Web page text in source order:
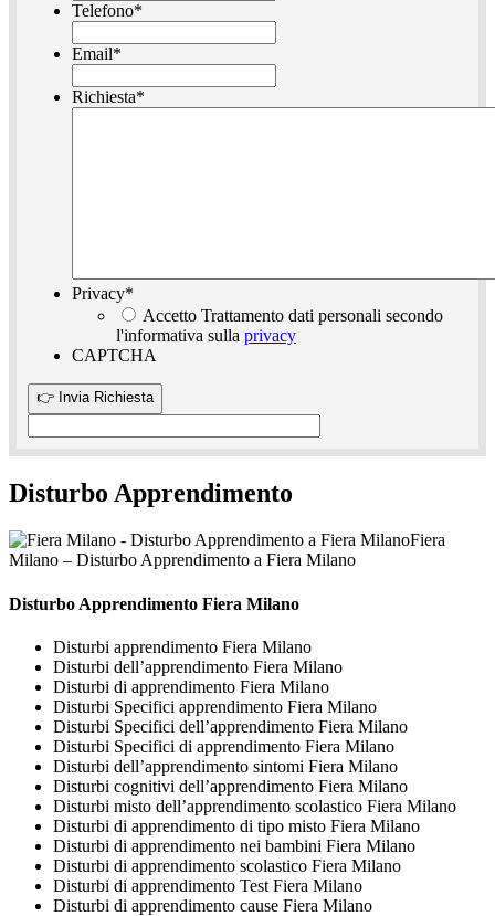
Telefono*
Email*
Richiesta*
Privacy*
Accetto Trattamento dati personali secondo
l'informativa sulla privacy
CAPTCHA
Disturbo Apprendimento
Fiera
Milano – Disturbo Apprendimento a Fiera Milano
Disturbo Apprendimento Fiera Milano
Disturbi apprendimento Fiera Milano
Disturbi dell’apprendimento Fiera Milano
Disturbi di apprendimento Fiera Milano
Disturbi Specifici apprendimento Fiera Milano
Disturbi Specifici dell’apprendimento Fiera Milano
Disturbi Specifici di apprendimento Fiera Milano
Disturbi dell’apprendimento sintomi Fiera Milano
Disturbi cognitivi dell’apprendimento Fiera Milano
Disturbi misto dell’apprendimento scolastico Fiera Milano
Disturbi di apprendimento di tipo misto Fiera Milano
Disturbi di apprendimento nei bambini Fiera Milano
Disturbi di apprendimento scolastico Fiera Milano
Disturbi di apprendimento Test Fiera Milano
Disturbi di apprendimento cause Fiera Milano